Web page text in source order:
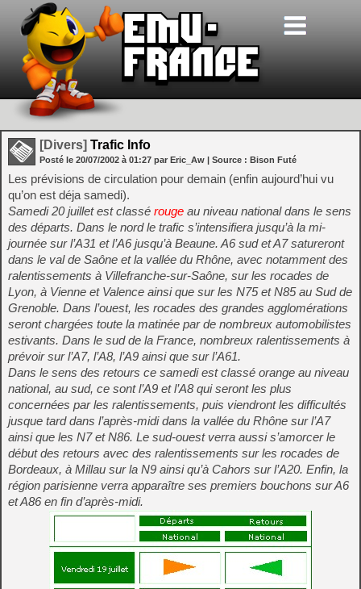
[Divers] Trafic Info
Posté le 20/07/2002 à 01:27 par Eric_Aw | Source : Bison Futé
Les prévisions de circulation pour demain (enfin aujourd’hui vu
qu’on est déja samedi).
Samedi 20 juillet est classé rouge au niveau national dans le sens
des départs. Dans le nord le trafic s’intensifiera jusqu’à la mi-
journée sur l’A31 et l’A6 jusqu’à Beaune. A6 sud et A7 satureront
dans le val de Saône et la vallée du Rhône, avec notamment des
ralentissements à Villefranche-sur-Saône, sur les rocades de
Lyon, à Vienne et Valence ainsi que sur les N75 et N85 au Sud de
Grenoble. Dans l’ouest, les rocades des grandes agglomérations
seront chargées toute la matinée par de nombreux automobilistes
estivants. Dans le sud de la France, nombreux ralentissements à
prévoir sur l’A7, l’A8, l’A9 ainsi que sur l’A61.
Dans le sens des retours ce samedi est classé orange au niveau
national, au sud, ce sont l’A9 et l’A8 qui seront les plus
concernées par les ralentissements, puis viendront les difficultés
jusque tard dans l’après-midi dans la vallée du Rhône sur l’A7
ainsi que les N7 et N86. Le sud-ouest verra aussi s’amorcer le
début des retours avec des ralentissements sur les rocades de
Bordeaux, à Millau sur la N9 ainsi qu’à Cahors sur l’A20. Enfin, la
région parisienne verra apparaître ses premiers bouchons sur A6
et A86 en fin d’après-midi.